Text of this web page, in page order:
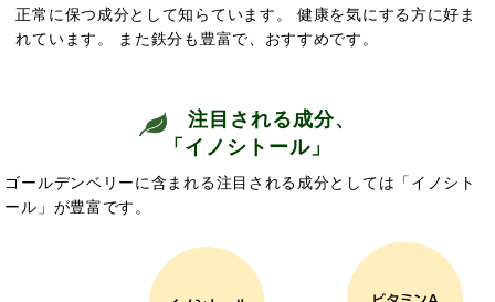
正常に保つ成分として知らています。健康を気にする方に好ま
れています。 また鉄分も豊富で、 おすすめです。
注目される成分、
「イノシトール」
ゴールデンベリーに含まれる注目される成分としては「イノシト
ール」が豊富です。